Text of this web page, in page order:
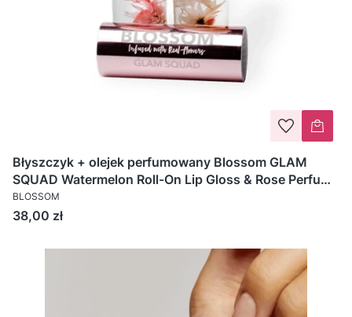
Błyszczyk + olejek perfumowany Blossom GLAM
SQUAD Watermelon Roll-On Lip Gloss & Rose Perfume
Oil - 2 x 6ml
BLOSSOM
Cena
38,00 zł